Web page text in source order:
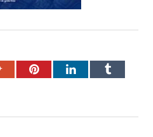
Google+PinterestLinkedInTumblr